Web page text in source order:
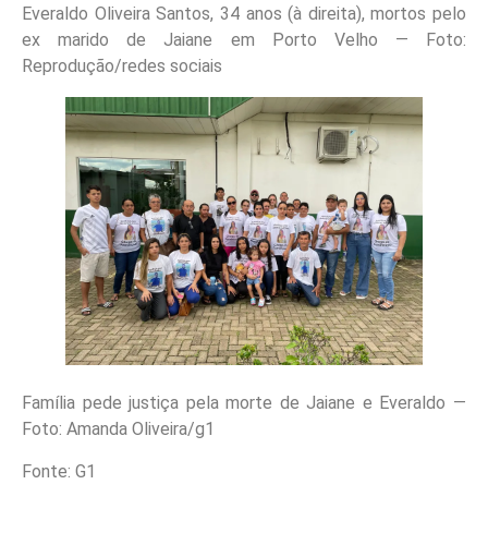
Everaldo Oliveira Santos, 34 anos (à direita), mortos pelo
ex marido de Jaiane em Porto Velho — Foto:
Reprodução/redes sociais
Família pede justiça pela morte de Jaiane e Everaldo —
Foto: Amanda Oliveira/g1
Fonte: G1